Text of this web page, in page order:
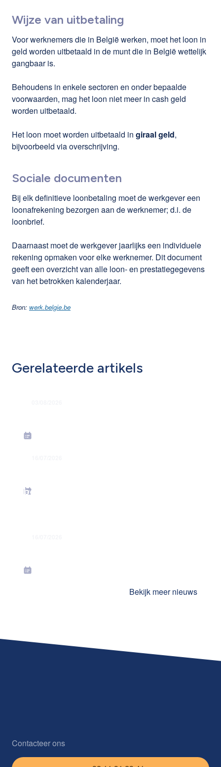
Wijze van uitbetaling
Voor werknemers die in België werken, moet het loon in
geld worden uitbetaald in de munt die in België wettelijk
gangbaar is.
Behoudens in enkele sectoren en onder bepaalde
voorwaarden, mag het loon niet meer in cash geld
worden uitbetaald.
Het loon moet worden uitbetaald in giraal geld,
bijvoorbeeld via overschrijving.
Sociale documenten
Bij elk definitieve loonbetaling moet de werkgever een
loonafrekening bezorgen aan de werknemer; d.i. de
loonbrief.
Daarnaast moet de werkgever jaarlijks een individuele
rekening opmaken voor elke werknemer. Dit document
geeft een overzicht van alle loon- en prestatiegegevens
van het betrokken kalenderjaar.
Bron: werk.belgie.be
Gerelateerde artikels
bedrag juni 2026
Bekijk meer nieuws
Contacteer ons